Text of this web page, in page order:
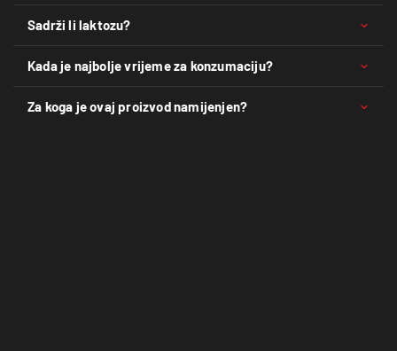
Sadrži li laktozu?
Kada je najbolje vrijeme za konzumaciju?
Za koga je ovaj proizvod namijenjen?